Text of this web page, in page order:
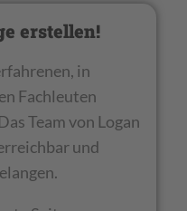
erstellen!
in
Fachleuten
Team von Logan
und